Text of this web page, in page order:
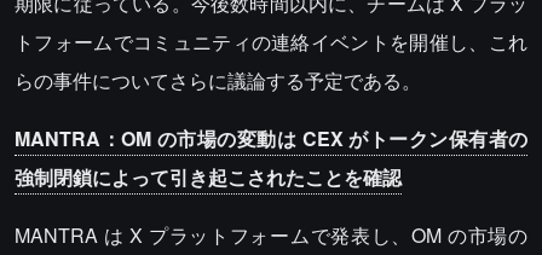
トフォームでコミュニティの連絡イベントを開催し、これ
らの事件についてさらに議論する予定である。
MANTRA：OM の市場の変動は CEX がトークン保有者の
強制閉鎖によって引き起こされたことを確認
MANTRA は X プラットフォームで発表し、OM の市場の